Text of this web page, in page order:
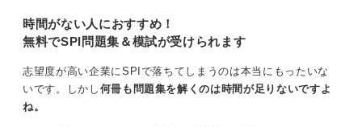
時間がない人におすすめ！
無料でSPI問題集＆模試が受けられます
志望度が高い企業にSPIで落ちてしまうのは本当にもったいな
いです。しかし 何冊も問題集を解くのは時間が足りないですよ
ね。